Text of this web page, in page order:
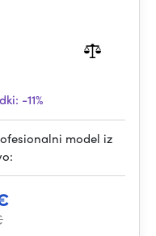
-11%
model iz